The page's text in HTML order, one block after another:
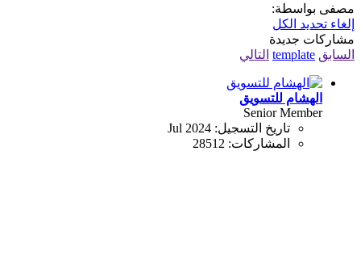
مصفى بواسطة:
إلغاء تحديد الكل
مشاركات جديدة
السابق template التالي
الهشام للتسويق
Senior Member
تاريخ التسجيل: Jul 2024
المشاركات: 28512